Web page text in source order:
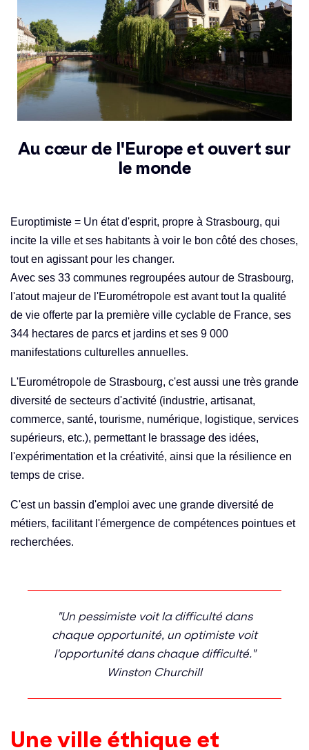
Au cœur de l'Europe et ouvert sur
le monde
Europtimiste = Un état d'esprit, propre à Strasbourg, qui
incite la ville et ses habitants à voir le bon côté des choses,
tout en agissant pour les changer.
Avec ses 33 communes regroupées autour de Strasbourg,
l'atout majeur de l'Eurométropole est avant tout la qualité
de vie offerte par la première ville cyclable de France, ses
344 hectares de parcs et jardins et ses 9 000
manifestations culturelles annuelles.
L'Eurométropole de Strasbourg, c'est aussi une très grande
diversité de secteurs d'activité (industrie, artisanat,
commerce, santé, tourisme, numérique, logistique, services
supérieurs, etc.), permettant le brassage des idées,
l'expérimentation et la créativité, ainsi que la résilience en
temps de crise.
C'est un bassin d'emploi avec une grande diversité de
métiers, facilitant l'émergence de compétences pointues et
recherchées.
"Un pessimiste voit la difficulté dans
chaque opportunité, un optimiste voit
l'opportunité dans chaque difficulté."
Winston Churchill
Une ville éthique et